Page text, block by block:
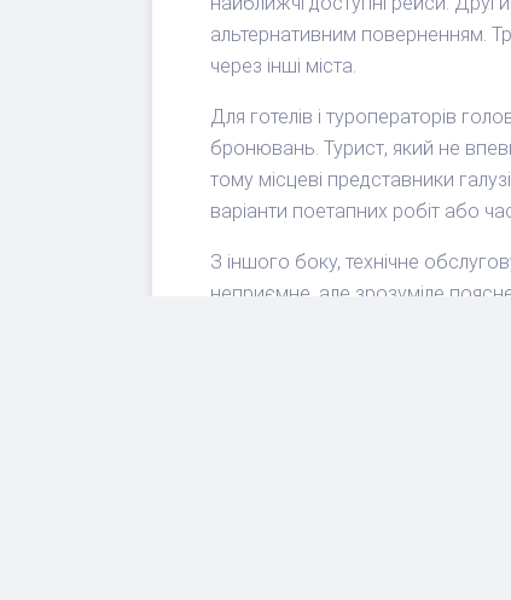
альтернативним поверненням.
через інші міста.
Для готелів і туроператорів
бронювань. Турист, який не
тому місцеві представники
варіанти поетапних робіт або
З іншого боку, технічне
неприємне, але зрозуміле